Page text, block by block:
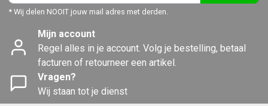
* Wij delen NOOIT jouw mail adres met derden.
Mijn account
Regel alles in je account. Volg je bestelling, betaal
facturen of retourneer een artikel.
Vragen?
Wij staan tot je dienst